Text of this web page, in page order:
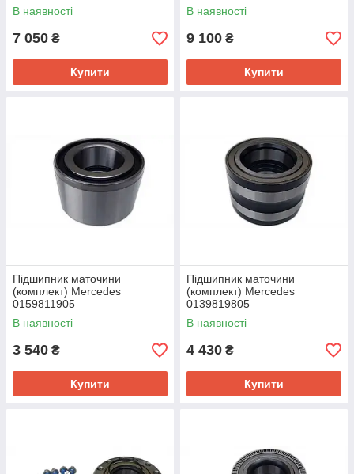
В наявності
7 050 ₴
Купити
В наявності
9 100 ₴
Купити
Підшипник маточини
(комплект) Mercedes
0159811905
В наявності
3 540 ₴
Купити
Підшипник маточини
(комплект) Mercedes
0139819805
В наявності
4 430 ₴
Купити